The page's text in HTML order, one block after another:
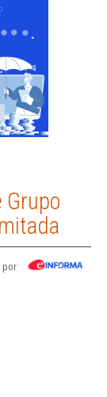
Grupo
por